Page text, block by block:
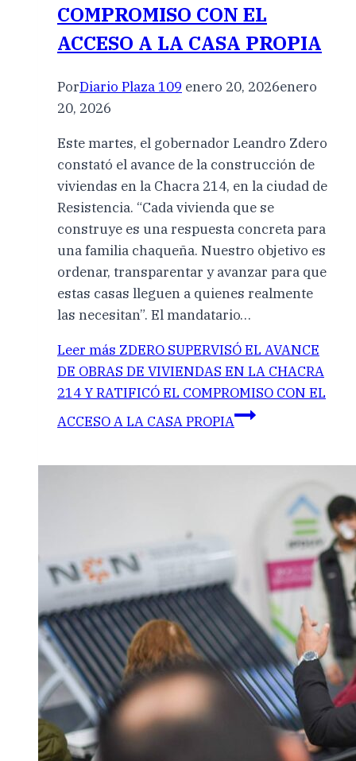
COMPROMISO CON EL
ACCESO A LA CASA PROPIA
PorDiario Plaza 109 enero 20, 2026enero
20, 2026
Este martes, el gobernador Leandro Zdero
constató el avance de la construcción de
viviendas en la Chacra 214, en la ciudad de
Resistencia. “Cada vivienda que se
construye es una respuesta concreta para
una familia chaqueña. Nuestro objetivo es
ordenar, transparentar y avanzar para que
estas casas lleguen a quienes realmente
las necesitan”. El mandatario…
Leer más ZDERO SUPERVISÓ EL AVANCE
DE OBRAS DE VIVIENDAS EN LA CHACRA
214 Y RATIFICÓ EL COMPROMISO CON EL
ACCESO A LA CASA PROPIA